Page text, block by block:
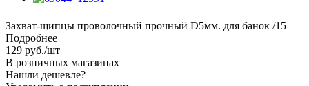
Захват-щипцы проволочный прочный D5мм. для банок /15
Подробнее
129 руб./шт
В розничных магазинах
Нашли дешевле?